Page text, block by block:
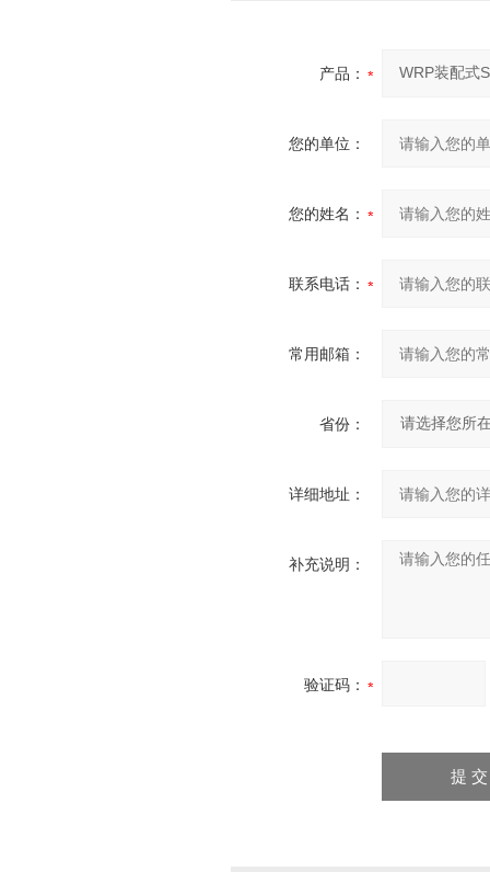
产品：
您的单位：
您的姓名：
联系电话：
常用邮箱：
省份：
详细地址：
补充说明：
验证码：